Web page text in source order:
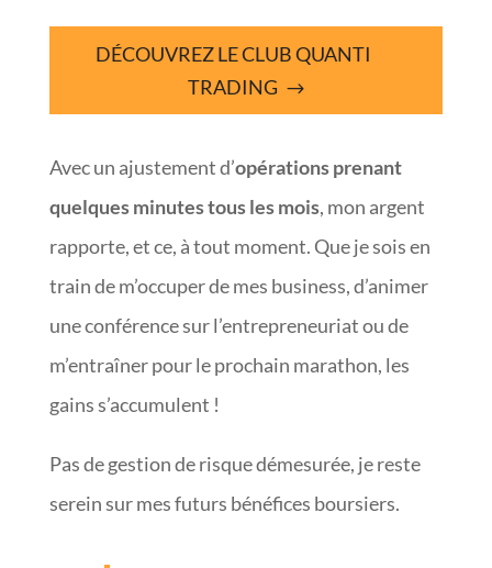
DÉCOUVREZ LE CLUB QUANTI
TRADING
Avec un ajustement d’opérations prenant
quelques minutes tous les mois, mon argent
rapporte, et ce, à tout moment. Que je sois en
train de m’occuper de mes business, d’animer
une conférence sur l’entrepreneuriat ou de
m’entraîner pour le prochain marathon, les
gains s’accumulent !
Pas de gestion de risque démesurée, je reste
serein sur mes futurs bénéfices boursiers.